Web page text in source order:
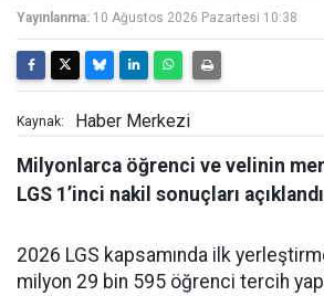
Yayınlanma: 10 Ağustos 2026 Pazartesi 10:38
Kaynak: Haber Merkezi
Milyonlarca öğrenci ve velinin
LGS 1’inci nakil sonuçları
2026 LGS kapsamında ilk
milyon 29 bin 595 öğrenci tercih